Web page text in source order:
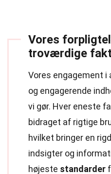
Vores
troværdige
Vores engagement
og engagerende
vi gør. Hver eneste
bidraget af rigtige
hvilket bringer en
indsigter og
højeste standarder